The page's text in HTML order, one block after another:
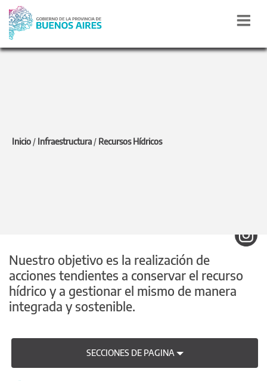
Inicio / Infraestructura / Recursos Hídricos
Nuestro objetivo es la realización de
acciones tendientes a conservar el recurso
hídrico y a gestionar el mismo de manera
integrada y sostenible.
SECCIONES DE PAGINA